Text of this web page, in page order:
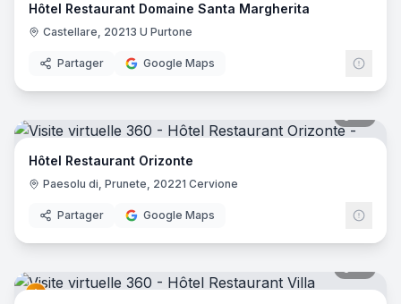
Hôtel Restaurant Domaine Santa Margherita
Castellare, 20213 U Purtone
Partager Google Maps
Hôtel Restaurant Orizonte
Paesolu di, Prunete, 20221 Cervione
Partager Google Maps